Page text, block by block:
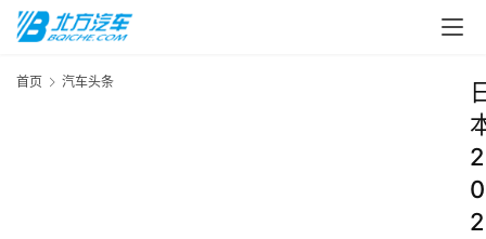
首页 汽车头条
2
0
2